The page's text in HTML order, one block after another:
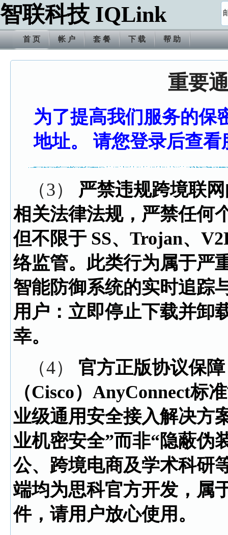
智联科技 IQLink
首 页 帐 户 套 餐 下 载 帮 助
重要
为了提高我们服务的保
地址。 请您登录后查
（3） 严禁违规跨境联
相关法律法规，严禁任何
但不限于 SS、Trojan、
络监管。此类行为属于严
智能防御系统的实时追踪
用户：立即停止下载并卸
幸。
（4） 官方正版协议保
（Cisco）AnyConnect标
业级通用安全接入解决方
业机密安全”而非“隐蔽伪
公、跨境电商及学术科研
端均为思科官方开发，属
件，请用户放心使用。